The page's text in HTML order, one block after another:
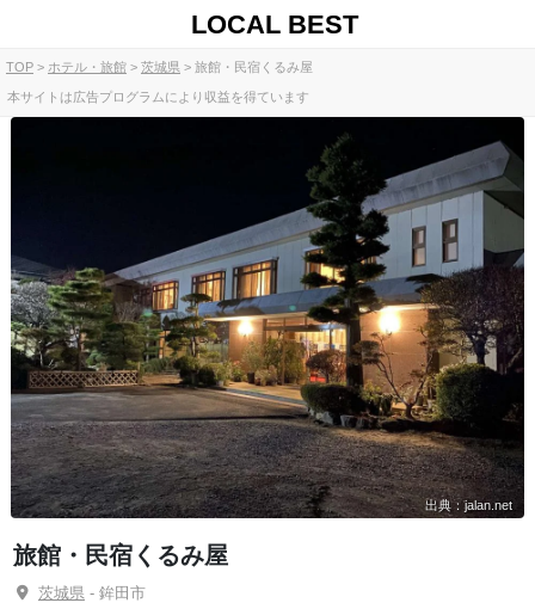
LOCAL BEST
TOP ホテル・旅館 茨城県 旅館・民宿くるみ屋
本サイトは広告プログラムにより収益を得ています
出典：jalan.net
旅館・民宿くるみ屋
茨城県- 鉾田市